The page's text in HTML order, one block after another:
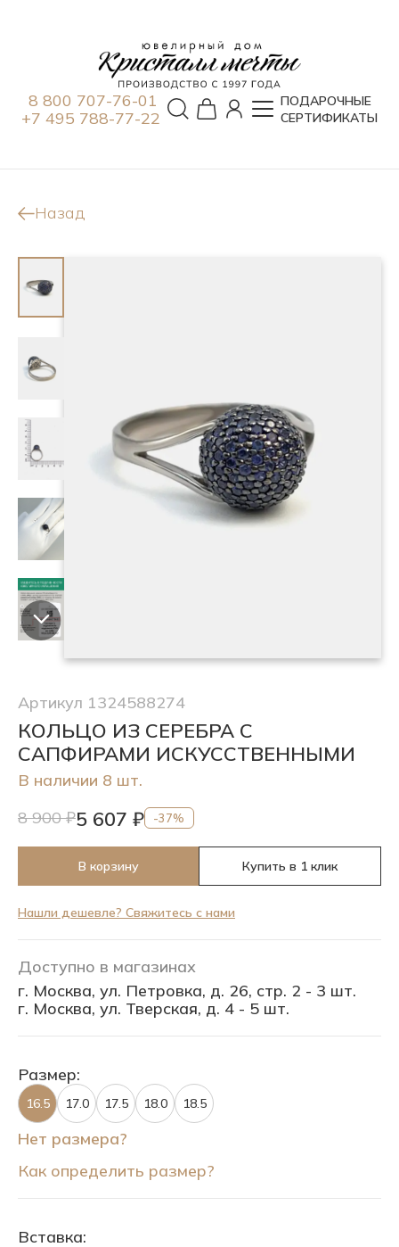
8 800 707-76-01
+7 495 788-77-22
ПОДАРОЧНЫЕ
СЕРТИФИКАТЫ
Назад
Артикул 1324588274
КОЛЬЦО ИЗ СЕРЕБРА С
САПФИРАМИ ИСКУССТВЕННЫМИ
В наличии 8 шт.
8 900 ₽5 607 ₽ -37%
В корзину Купить в 1 клик
Нашли дешевле? Свяжитесь с нами
Доступно в магазинах
г. Москва, ул. Петровка, д. 26, стр. 2 - 3 шт.
г. Москва, ул. Тверская, д. 4 - 5 шт.
Размер:
16.5 17.0 17.5 18.0 18.5
Нет размера?
Как определить размер?
Вставка: